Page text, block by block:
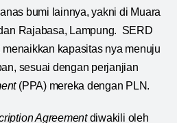
bumi lainnya, yakni di Muara
Rajabasa, Lampung. SERD
kapasitas nya menuju
sesuai dengan perjanjian
(PPA) mereka dengan PLN.
Agreementdiwakili oleh